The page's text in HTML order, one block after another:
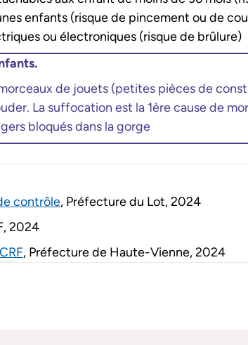
enfants (risque de pincement ou de
ou électroniques (risque de brûlure)
de jouets (petites pièces de
La suffocation est la 1ère cause de
bloqués dans la gorge
contrôle, Préfecture du Lot, 2024
2024
, Préfecture de Haute-Vienne, 2024